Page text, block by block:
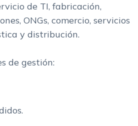
de TI, fabricación,
ONGs, comercio, servicios
y distribución.
de gestión: